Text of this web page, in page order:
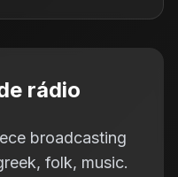
rádio
broadcasting
folk, music.